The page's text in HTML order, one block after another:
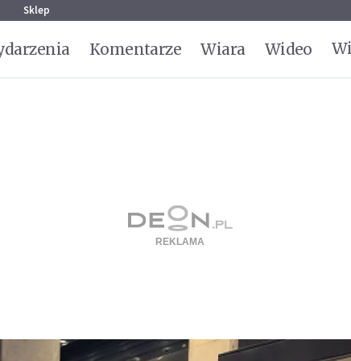
Sklep
Komentarze Wiara Wideo